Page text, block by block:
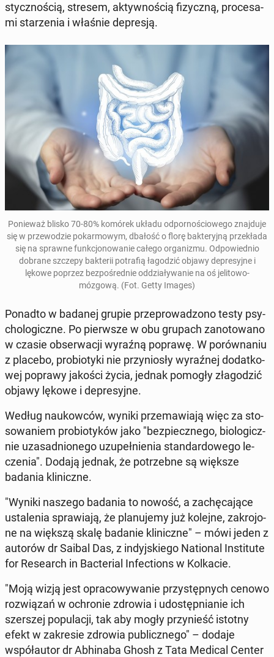
stycz­no­ścią, stresem, ak­tyw­no­ścią fi­zycz­ną, pro­ce­sa­
mi sta­rze­nia i właśnie de­pre­sją.
Po­nie­waż blisko 70-80% komórek układu od­por­no­ścio­we­go znaj­du­je
się w prze­wo­dzie po­kar­mo­wym, dbałość o florę bak­te­ryj­ną prze­kła­da
się na sprawne funk­cjo­no­wa­nie całego or­ga­ni­zmu. Od­po­wied­nio
dobrane szczepy bak­te­rii po­tra­fią ła­go­dzić objawy de­pre­syj­ne i
lękowe poprzez bez­po­śred­nie od­dzia­ły­wa­nie na oś je­li­to­wo-
mózgową. (Fot. Getty Images)
Ponadto w badanej grupie prze­pro­wa­dzo­no testy psy­
cho­lo­gicz­ne. Po pierw­sze w obu grupach za­no­to­wa­no
w czasie ob­ser­wa­cji wyraźną poprawę. W po­rów­na­niu
z placebo, pro­bio­ty­ki nie przy­nio­sły wy­raź­nej do­dat­ko­
wej poprawy jakości życia, jednak pomogły zła­go­dzić
objawy lękowe i de­pre­syj­ne.
Według na­ukow­ców, wyniki prze­ma­wia­ją więc za sto­
so­wa­niem pro­bio­ty­ków jako "bez­piecz­ne­go, bio­lo­gicz­
nie uza­sad­nio­ne­go uzu­peł­nie­nia stan­dar­do­we­go le­
cze­nia". Dodają jednak, że po­trzeb­ne są większe
badania kli­nicz­ne.
"Wyniki naszego badania to nowość, a za­chę­ca­ją­ce
usta­le­nia spra­wia­ją, że pla­nu­je­my już kolejne, za­kro­jo­
ne na większą skalę badanie kli­nicz­ne" – mówi jeden z
autorów dr Saibal Das, z in­dyj­skie­go Na­tio­nal In­sti­tu­te
for Re­se­arch in Bac­te­rial In­fec­tions w Kol­ka­cie.
"Moją wizją jest opra­co­wy­wa­nie przy­stęp­nych cenowo
roz­wią­zań w ochro­nie zdrowia i udo­stęp­nia­nie ich
szer­szej po­pu­la­cji, tak aby mogły przy­nieść istotny
efekt w za­kre­sie zdrowia pu­blicz­ne­go" – dodaje
współ­au­tor dr Abhi­na­ba Ghosh z Tata Medical Center